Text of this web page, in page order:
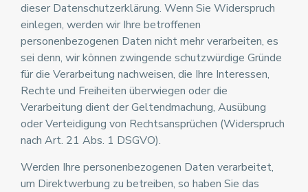
dieser Datenschutzerklärung. Wenn Sie Widerspruch
einlegen, werden wir Ihre betroffenen
personenbezogenen Daten nicht mehr verarbeiten, es
sei denn, wir können zwingende schutzwürdige Gründe
für die Verarbeitung nachweisen, die Ihre Interessen,
Rechte und Freiheiten überwiegen oder die
Verarbeitung dient der Geltendmachung, Ausübung
oder Verteidigung von Rechtsansprüchen (Widerspruch
nach Art. 21 Abs. 1 DSGVO).
Werden Ihre personenbezogenen Daten verarbeitet,
um Direktwerbung zu betreiben, so haben Sie das